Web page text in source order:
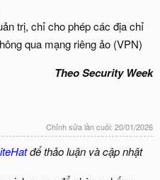
trị, chỉ cho phép các địa chỉ
qua mạng riêng ảo (VPN)
Theo Security Week
Chỉnh sửa lần cuối: 20/01/2026
để thảo luận và cập nhật